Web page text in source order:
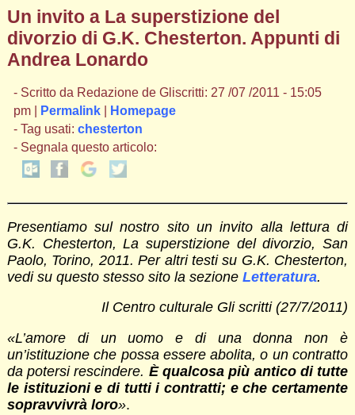
Un invito a La superstizione del
divorzio di G.K. Chesterton. Appunti di
Andrea Lonardo
- Scritto da Redazione de Gliscritti: 27 /07 /2011 - 15:05
pm |
Permalink|
Homepage
- Tag usati: chesterton
- Segnala questo articolo:
Presentiamo sul nostro sito un invito alla lettura di
G.K. Chesterton, La superstizione del divorzio, San
Paolo, Torino, 2011. Per altri testi su G.K. Chesterton,
vedi su questo stesso sito la sezione Letteratura.
Il Centro culturale Gli scritti (27/7/2011)
«L’amore di un uomo e di una donna non è
un’istituzione che possa essere abolita, o un contratto
da potersi rescindere. È qualcosa più antico di tutte
le istituzioni e di tutti i contratti; e che certamente
sopravvivrà loro».